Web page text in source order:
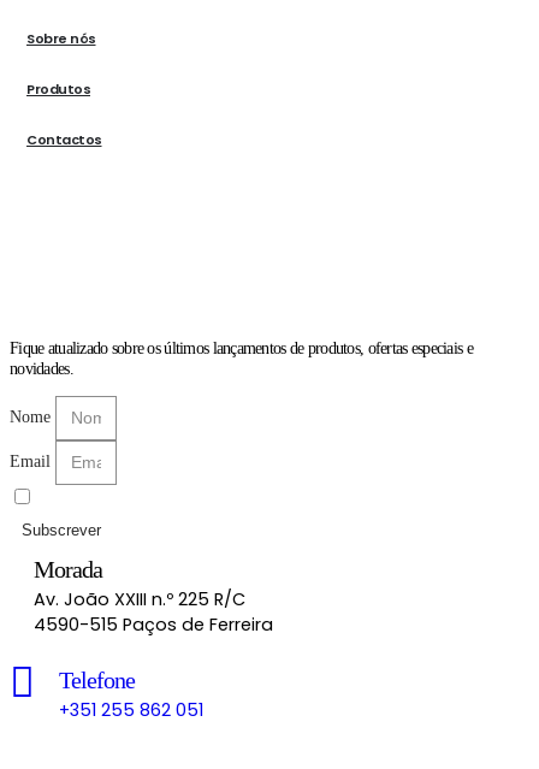
Sobre nós
Produtos
Contactos
Fique atualizado sobre os últimos lançamentos de produtos, ofertas especiais e
novidades.
Nome
Email
Subscrever
Morada
Av. João XXIII n.º 225 R/C
4590-515 Paços de Ferreira
Telefone
+351 255 862 051